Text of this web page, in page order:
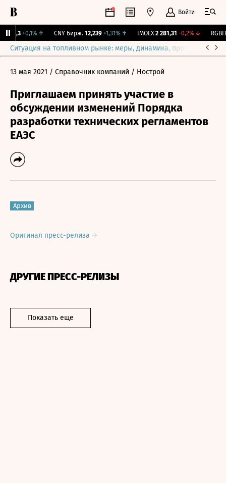
Войти
+0,1% ↑ CNY Бирж. 12,239 +1,31% ↑ IMOEX 2 281,31 -0,2%↓ RGBITR
Ситуация на топливном рынке: меры, динамика, прогнозы
13 мая 2021 / Справочник компаний / Нострой
Приглашаем принять участие в
обсуждении изменений Порядка
разработки технических регламентов
ЕАЭС
Архив
Оригинал пресс-релиза
ДРУГИЕ ПРЕСС-РЕЛИЗЫ
Показать еще